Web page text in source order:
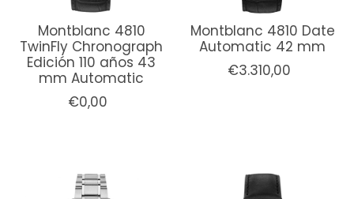
Montblanc 4810
TwinFly Chronograph
Edición 110 años 43
mm Automatic
€0,00
Montblanc 4810 Date
Automatic 42 mm
€3.310,00